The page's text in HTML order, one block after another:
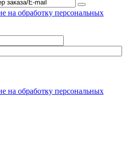
на обработку персональных
на обработку персональных